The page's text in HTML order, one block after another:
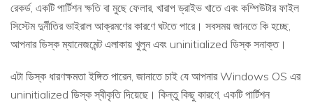
রেকর্ড, একটি পার্টিশন ক্ষতি বা মুছে ফেলার, খারাপ ড্রাইভ খাতে এবং কম্পিউটার ফাইল
সিস্টেম দুর্নীতির ভাইরাল আক্রমণের কারণে ঘটতে পারে। সবসময় জানতে কি হচ্ছে,
আপনার ডিস্ক ম্যানেজমেন্ট এলাকায় খুলুন এবং uninitialized ডিস্ক সনাক্ত।
এটা ডিস্ক ধারণক্ষমতা ইঙ্গিত পারেন, জানাতে চাই যে আপনার Windows OS এর
uninitialized ডিস্ক স্বীকৃতি দিয়েছে। কিন্তু কিছু কারণে, একটি পার্টিশন